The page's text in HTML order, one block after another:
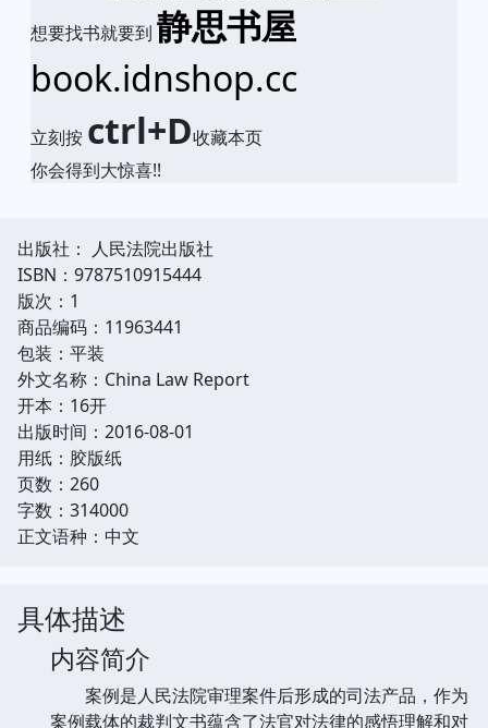
想要找书就要到 静思书屋
book.idnshop.cc
立刻按 ctrl+D收藏本页
你会得到大惊喜!!
出版社： 人民法院出版社
ISBN：9787510915444
版次：1
商品编码：11963441
包装：平装
外文名称：China Law Report
开本：16开
出版时间：2016-08-01
用纸：胶版纸
页数：260
字数：314000
正文语种：中文
具体描述
内容简介
案例是人民法院审理案件后形成的司法产品，作为
案例载体的裁判文书蕴含了法官对法律的感悟理解和对